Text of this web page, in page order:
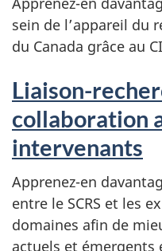
sein de l’appareil du
du Canada grâce au
Liaison-
collaboration
intervenants
Apprenez-en
entre le SCRS et les
domaines afin de
actuels et émergents